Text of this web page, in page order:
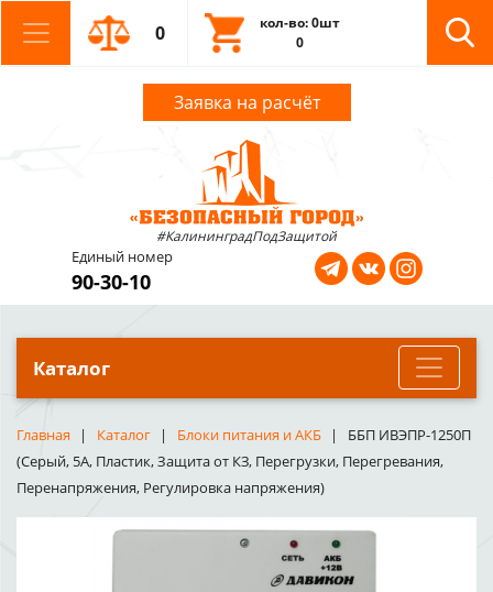
0
кол-во: 0шт
0
Заявка на расчёт
#КалининградПодЗащитой
Единый номер
90-30-10
Каталог
Главная Каталог Блоки питания и АКБ
ББП ИВЭПР-1250П
(Серый, 5А, Пластик, Защита от КЗ, Перегрузки, Перегревания,
Перенапряжения, Регулировка напряжения)